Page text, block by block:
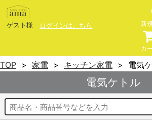
ゲスト様 ログインはこちら 新
カ
TOP 家電 キッチン家電 電気
電気ケトル